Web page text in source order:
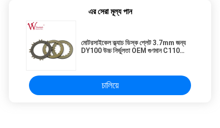
এর সেরা মূল্য পান
মোটরসাইকেল ক্ল্যাচ ডিস্ক প্লেট 3.7mm জন্য
DY100 উচ্চ নির্ভুলতা OEM গুণমান C110
চালিয়ে